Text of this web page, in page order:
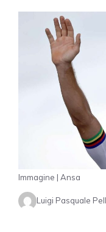
Immagine | Ansa
Luigi Pasquale